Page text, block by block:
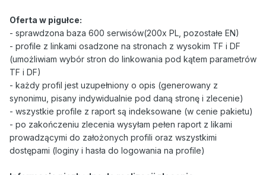
Oferta w pigułce:
- sprawdzona baza 600 serwisów(200x PL, pozostałe EN)
- profile z linkami osadzone na stronach z wysokim TF i DF
(umożliwiam wybór stron do linkowania pod kątem parametrów
TF i DF)
- każdy profil jest uzupełniony o opis (generowany z
synonimu, pisany indywidualnie pod daną stronę i zlecenie)
- wszystkie profile z raport są indeksowane (w cenie pakietu)
- po zakończeniu zlecenia wysyłam pełen raport z likami
prowadzącymi do założonych profili oraz wszystkimi
dostępami (loginy i hasła do logowania na profile)